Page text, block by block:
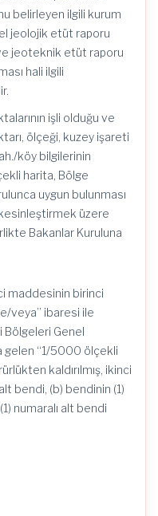
belirleyen ilgili kurum
jeolojik etüt raporu
jeoteknik etüt raporu
hali ilgili
işli olduğu ve
ölçeği, kuzey işareti
köy bilgilerinin
harita, Bölge
uygun bulunması
kesinleştirmek üzere
Bakanlar Kuruluna
maddesinin birinci
veya” ibaresi ile
Bölgeleri Genel
gelen “1/5000 ölçekli
kaldırılmış, ikinci
bendi, (b) bendinin (1)
numaralı alt bendi